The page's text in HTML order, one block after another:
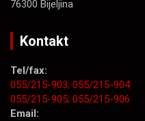
76300 Bijeljina
Kontakt
Tel/fax:
055/215-903; 055/215-904
055/215-905; 055/215-906
Email: